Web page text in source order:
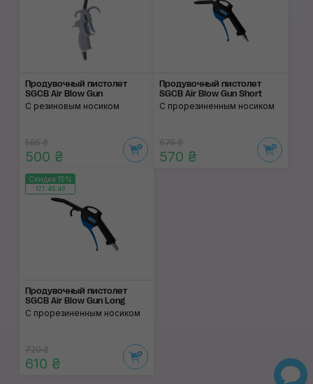
Продувочный пистолет
SGCB Air Blow Gun
C резиновым носиком
585 ₴
500 ₴
Продувочный пистолет
SGCB Air Blow Gun Short
С прорезиненным носиком
675 ₴
570 ₴
Скидка 15%
177:45:39
Продувочный пистолет
SGCB Air Blow Gun Long
С прорезиненным носиком
720 ₴
610 ₴